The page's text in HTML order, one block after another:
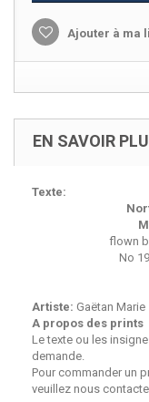
Ajouter à ma
EN SAVOIR
Texte:
flown
No
Artiste: Gaëtan Marie
A propos des prints
Le texte ou les
demande.
Pour commander un
veuillez nous